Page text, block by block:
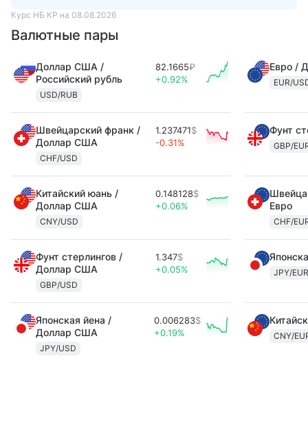
Курс НБ КР на 08.08.2026
Валютные пары
Доллар США /
Российский рубль
USD/RUB
82.1665₽
+0.92%
Евро /
EUR/
Швейцарский франк /
Доллар США
CHF/USD
1.237471$
-0.31%
Фунт
GBP/
Китайский юань /
Доллар США
CNY/USD
0.148128$
+0.06%
Евро
CHF/
Фунт стерлингов /
Доллар США
GBP/USD
1.347$
+0.05%
JPY/EUR
Японская йена /
Доллар США
JPY/USD
0.006283$
+0.19%
CNY/